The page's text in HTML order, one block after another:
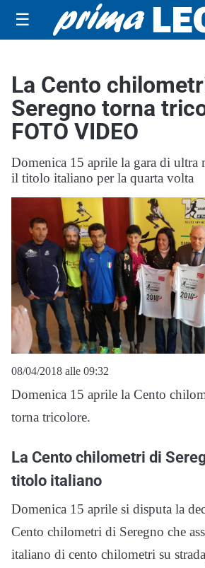
☰
La Cento
Seregno torna
FOTO VIDEO
Domenica 15 aprile la gara di ultra
il titolo italiano per la quarta volta
08/04/2018 alle 09:32
Domenica 15 aprile la Cento
torna tricolore.
La Cento chilometri di
titolo italiano
Domenica 15 aprile si disputa la
Cento chilometri di Seregno che
italiano di cento chilometri su